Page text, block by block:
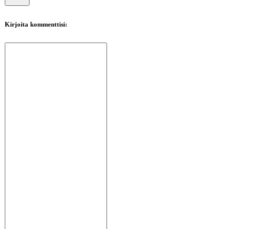
Kirjoita kommenttisi: